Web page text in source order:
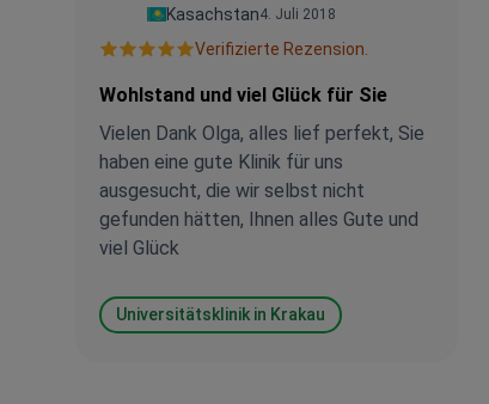
Kasachstan4. Juli 2018
Verifizierte Rezension.
Wohlstand und viel Glück für Sie
Vielen Dank Olga, alles lief perfekt, Sie
haben eine gute Klinik für uns
ausgesucht, die wir selbst nicht
gefunden hätten, Ihnen alles Gute und
viel Glück
Universitätsklinik in Krakau